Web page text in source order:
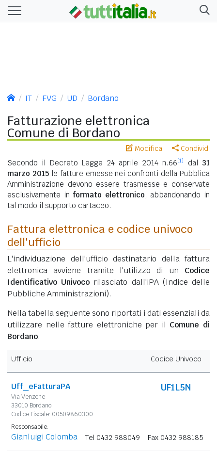
IT FVG UD Bordano
Fatturazione elettronica
Comune di Bordano
Modifica Condividi
Secondo il Decreto Legge 24 aprile 2014 n.66[1] dal 31
marzo 2015le fatture emesse nei confronti della Pubblica
Amministrazione devono essere trasmesse e conservate
esclusivamente in formato elettronico, abbandonando in
tal modo il supporto cartaceo.
Fattura elettronica e codice univoco
dell'ufficio
L'individuazione dell'ufficio destinatario della fattura
elettronica avviene tramite l'utilizzo di un Codice
Identificativo Univoco rilasciato dall'iPA (Indice delle
Pubbliche Amministrazioni).
Nella tabella seguente sono riportati i dati essenziali da
utilizzare nelle fatture elettroniche per il Comune di
Bordano.
Ufficio Codice Univoco
Uff_eFatturaPA
Via Venzone
33010 Bordano
Codice Fiscale: 00509860300
UF1L5N
Responsabile:
Gianluigi Colomba Tel 0432 988049 Fax 0432 988185